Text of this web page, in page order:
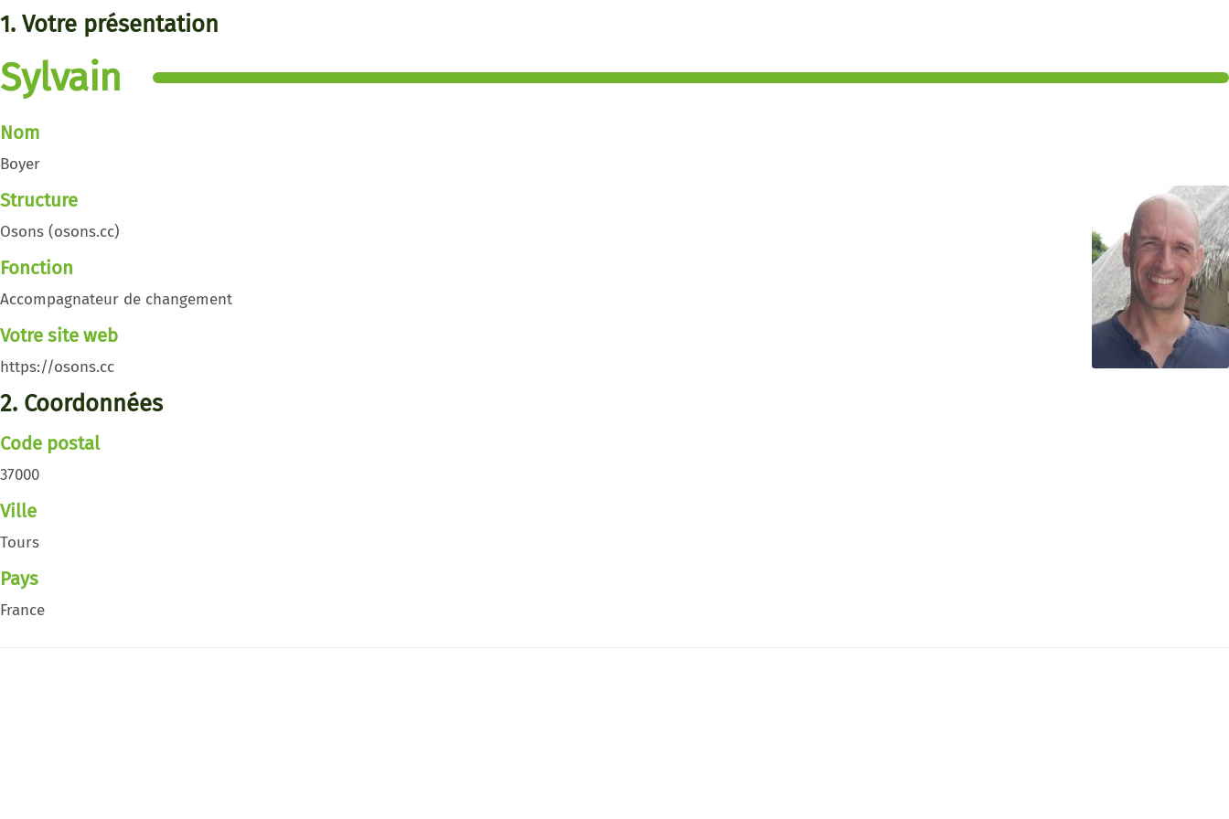
1. Votre présentation
Sylvain
Nom
Boyer
Structure
Osons (osons.cc)
Fonction
Accompagnateur de changement
Votre site web
https://osons.cc
2. Coordonnées
Code postal
37000
Ville
Tours
Pays
France